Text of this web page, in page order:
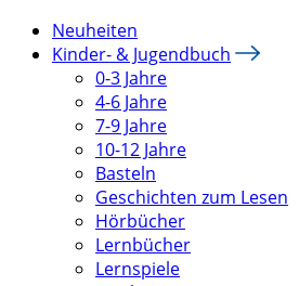
Neuheiten
Kinder- & Jugendbuch
0-3 Jahre
4-6 Jahre
7-9 Jahre
10-12 Jahre
Basteln
Geschichten zum Lesen
Hörbücher
Lernbücher
Lernspiele